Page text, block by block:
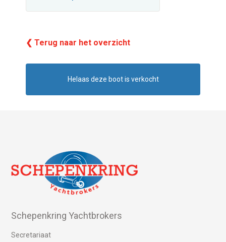
❮ Terug naar het overzicht
Helaas deze boot is verkocht
Schepenkring Yachtbrokers
Secretariaat